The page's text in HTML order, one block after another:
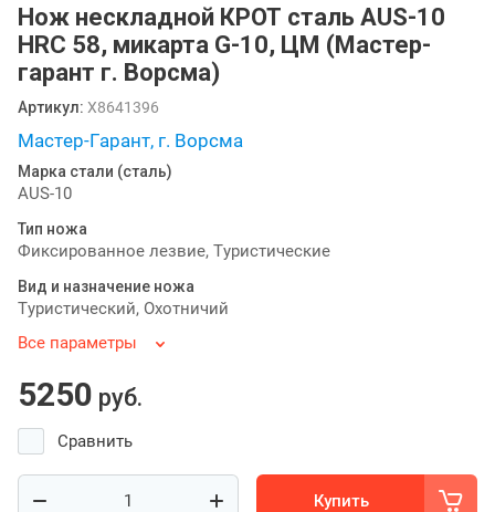
Нож нескладной КРОТ сталь AUS-10
HRC 58, микарта G-10, ЦМ (Мастер-
гарант г. Ворсма)
Артикул: X8641396
Мастер-Гарант, г. Ворсма
Марка стали (сталь)
AUS-10
Тип ножа
Фиксированное лезвие, Туристические
Вид и назначение ножа
Туристический, Охотничий
Все параметры
5250 руб.
Сравнить
Купить